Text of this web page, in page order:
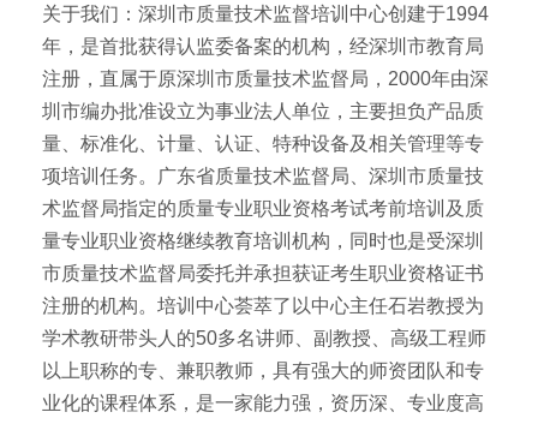
关于我们：深圳市质量技术监督培训中心创建于1994
年，是首批获得认监委备案的机构，经深圳市教育局
注册，直属于原深圳市质量技术监督局，2000年由深
圳市编办批准设立为事业法人单位，主要担负产品质
量、标准化、计量、认证、特种设备及相关管理等专
项培训任务。广东省质量技术监督局、深圳市质量技
术监督局指定的质量专业职业资格考试考前培训及质
量专业职业资格继续教育培训机构，同时也是受深圳
市质量技术监督局委托并承担获证考生职业资格证书
注册的机构。培训中心荟萃了以中心主任石岩教授为
学术教研带头人的50多名讲师、副教授、高级工程师
以上职称的专、兼职教师，具有强大的师资团队和专
业化的课程体系，是一家能力强，资历深、专业度高